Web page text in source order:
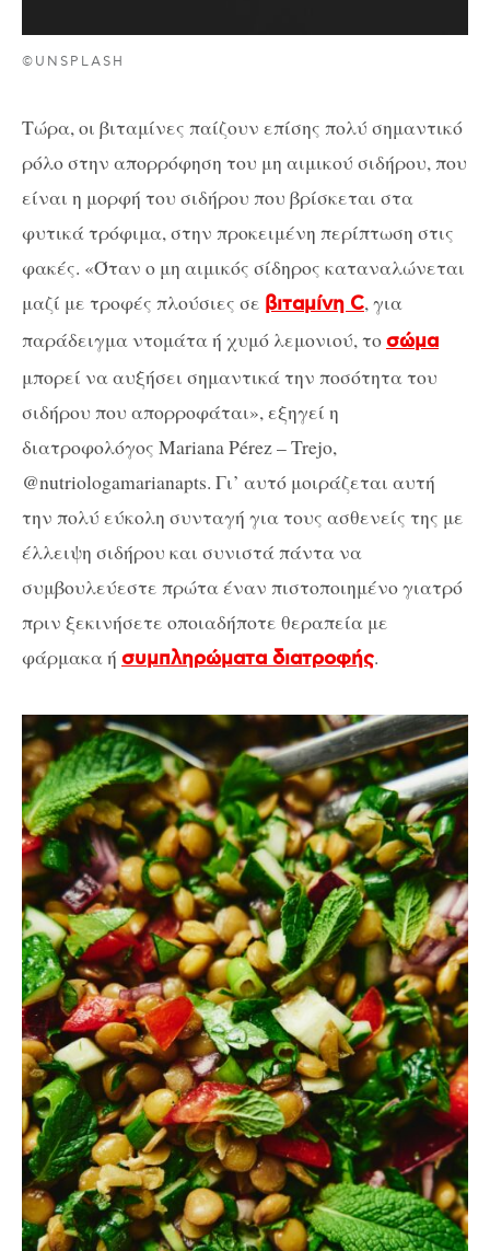
©UNSPLASH
Τώρα, οι βιταμίνες παίζουν επίσης πολύ σημαντικό
ρόλο στην απορρόφηση του μη αιμικού σιδήρου, που
είναι η μορφή του σιδήρου που βρίσκεται στα
φυτικά τρόφιμα, στην προκειμένη περίπτωση στις
φακές. «Όταν ο μη αιμικός σίδηρος καταναλώνεται
μαζί με τροφές πλούσιες σε βιταμίνη C, για
παράδειγμα ντομάτα ή χυμό λεμονιού, τοσώμα
μπορεί να αυξήσει σημαντικά την ποσότητα του
σιδήρου που απορροφάται», εξηγεί η
διατροφολόγος Mariana Pérez – Trejo,
@nutriologamarianapts. Γι’ αυτό μοιράζεται αυτή
την πολύ εύκολη συνταγή για τους ασθενείς της με
έλλειψη σιδήρου και συνιστά πάντα να
συμβουλεύεστε πρώτα έναν πιστοποιημένο γιατρό
πριν ξεκινήσετε οποιαδήποτε θεραπεία με
φάρμακα ή συμπληρώματα διατροφής.